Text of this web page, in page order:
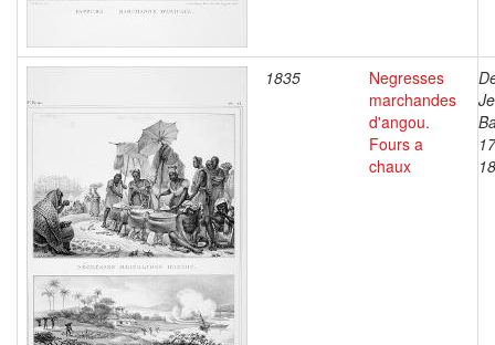
1835
Negresses
marchandes
d'angou.
Fours a
chaux